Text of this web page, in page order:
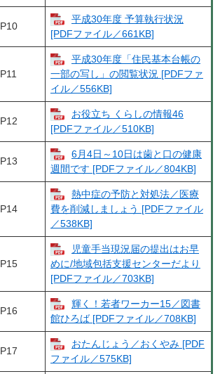
P10
平成30年度 予算執行状況
[PDFファイル／661KB]
P11
平成30年度「住民基本台帳の
一部の写し」の閲覧状況 [PDFファ
イル／556KB]
P12
お役立ち くらしの情報46
[PDFファイル／510KB]
P13
6月4日～10日は歯と口の健康
週間です [PDFファイル／804KB]
P14
熱中症の予防と対処法／医療
費を削減しましょう [PDFファイル
／538KB]
P15
児童手当現況届の提出はお早
めに/地域包括支援センターだより
[PDFファイル／703KB]
P16
輝く！若者ワーカー15／図書
館ひろば [PDFファイル／708KB]
P17
おたんじょう／おくやみ [PDF
ファイル／575KB]